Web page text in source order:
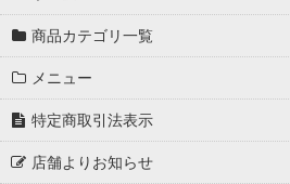
商品カテゴリ一覧
メニュー
特定商取引法表示
店舗よりお知らせ